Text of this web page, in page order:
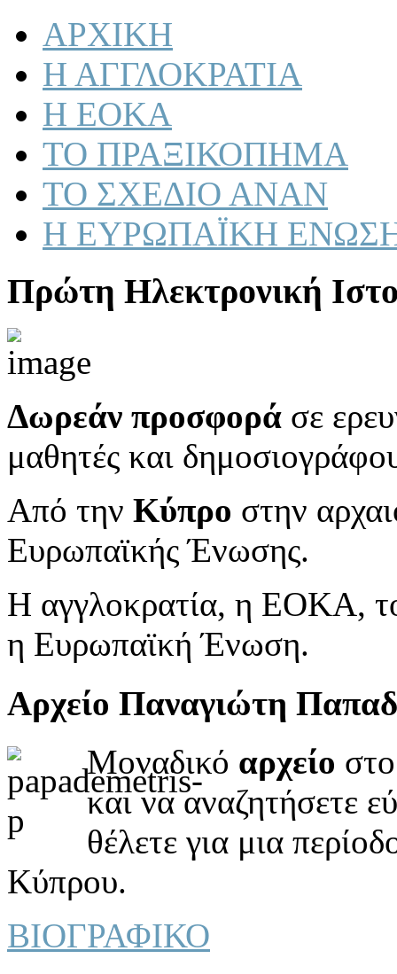
ΑΡΧΙΚΗ
Η ΑΓΓΛΟΚΡΑΤΙΑ
Η ΕΟΚΑ
ΤΟ ΠΡΑΞΙΚΟΠΗΜΑ
ΤΟ ΣΧΕΔΙΟ ΑΝΑΝ
Η ΕΥΡΩΠΑΪΚΗ
Πρώτη Ηλεκτρονική
Δωρεάν προσφορά σε
μαθητές και
Από την Κύπρο στην
Ευρωπαϊκής Ένωσης.
Η αγγλοκρατία, η ΕΟΚΑ,
η Ευρωπαϊκή Ένωση.
Αρχείο Παναγιώτη
Μοναδικό αρχείο
και να αναζητήσετε
θέλετε για μια
Κύπρου.
ΒΙΟΓΡΑΦΙΚΟ